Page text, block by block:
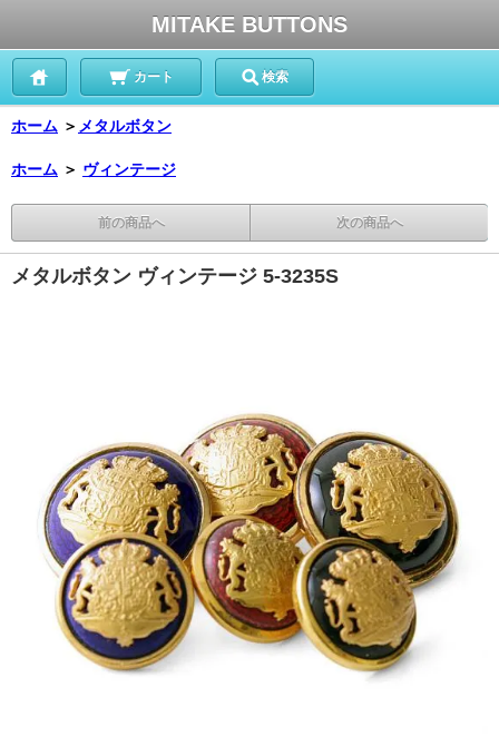
MITAKE BUTTONS
カート 検索
ホーム ＞ メタルボタン
ホーム ＞ ヴィンテージ
前の商品へ 次の商品へ
メタルボタン ヴィンテージ 5-3235S